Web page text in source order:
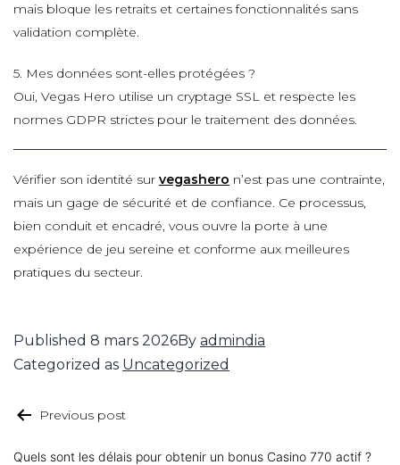
mais bloque les retraits et certaines fonctionnalités sans
validation complète.
5. Mes données sont-elles protégées ?
Oui, Vegas Hero utilise un cryptage SSL et respecte les
normes GDPR strictes pour le traitement des données.
Vérifier son identité sur vegashero n’est pas une contrainte,
mais un gage de sécurité et de confiance. Ce processus,
bien conduit et encadré, vous ouvre la porte à une
expérience de jeu sereine et conforme aux meilleures
pratiques du secteur.
Published 8 mars 2026By admindia
Categorized as Uncategorized
Previous post
Quels sont les délais pour obtenir un bonus Casino 770 actif ?